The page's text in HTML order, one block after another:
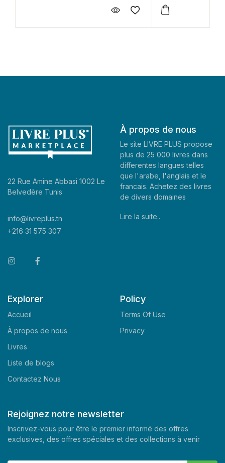
22 Rue Amine Abbasi 1002 Le
Belvedère Tunis
info@livreplus.tn
+216 31 575 307
À propos de nous
Le site LIVRE PLUS propose
plus de 25 000 livres dans
differentes langues telles
que l'arabe, l'anglais et le
francais. Achetez des livres
de divers domaines
Lire la suite..
Explorer
Accueil
À propos de nous
Livres
Liste de blogs
Contactez Nous
Policy
Terms Of Use
Privacy
Rejoignez notre newsletter
Inscrivez-vous pour être le premier informé des offres
exclusives, des offres spéciales et des collections à venir